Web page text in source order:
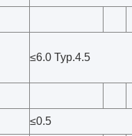
≤6.0 Typ.4.5
≤0.5